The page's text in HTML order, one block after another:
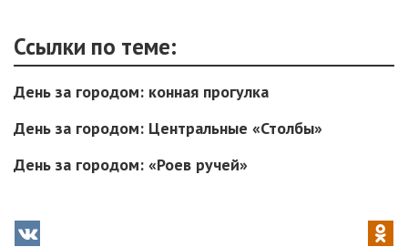
Ссылки по теме:
День за городом: конная прогулка
День за городом: Центральные «Столбы»
День за городом: «Роев ручей»